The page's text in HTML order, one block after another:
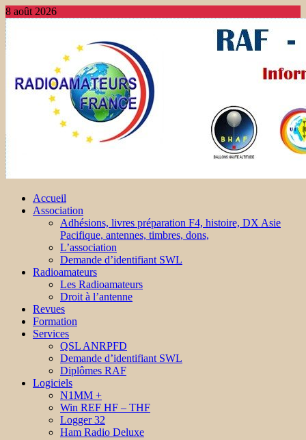
8 août 2026
Accueil
Association
Adhésions, livres préparation F4, histoire, DX Asie
Pacifique, antennes, timbres, dons,
L’association
Demande d’identifiant SWL
Radioamateurs
Les Radioamateurs
Droit à l’antenne
Revues
Formation
Services
QSL ANRPFD
Demande d’identifiant SWL
Diplômes RAF
Logiciels
N1MM +
Win REF HF – THF
Logger 32
Ham Radio Deluxe